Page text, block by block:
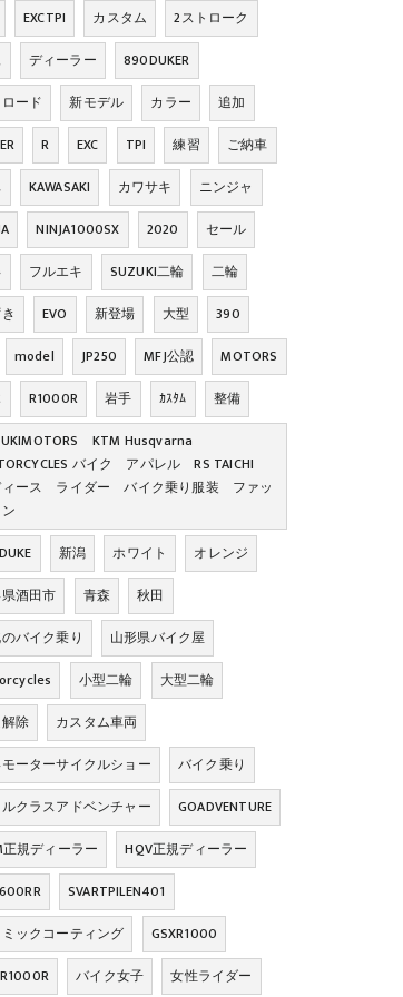
EXCTPI カスタム
2ストローク
ディーラー
890DUKER
ード
新モデル カラー
追加
R EXC TPI 練習
ご納車
KAWASAKI カワサキ
ニンジャ
NINJA1000SX 2020
セール
フルエキ SUZUKI二輪
二輪
EVO 新登場 大型
390
model JP250 MFJ公認
MOTORS
R1000R 岩手 ｶｽﾀﾑ
整備
KTM Husqvarna
バイク アパレル RS TAICHI
ィース ライダー バイク乗り服装 ファッ
新潟 ホワイト
オレンジ
酒田市
青森
秋田
バイク乗り
山形県バイク屋
小型二輪
大型二輪
除
カスタム車両
ーターサイクルショー
バイク乗り
ルクラスアドベンチャー
GOADVENTURE
規ディーラー
HQV正規ディーラー
SVARTPILEN401
ックコーティング
GSXR1000
バイク女子 女性ライダー